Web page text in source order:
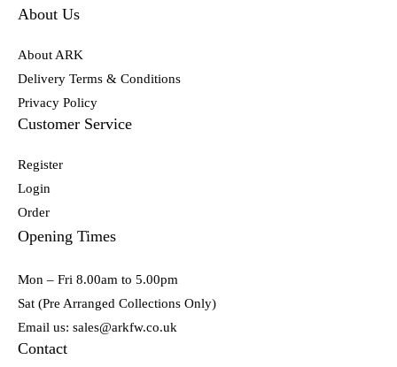
About Us
About ARK
Delivery Terms & Conditions
Privacy Policy
Customer Service
Register
Login
Order
Opening Times
Mon – Fri 8.00am to 5.00pm
Sat (Pre Arranged Collections Only)
Email us: sales@arkfw.co.uk
Contact